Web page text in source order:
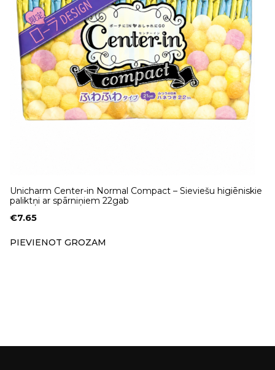
Unicharm Center-in Normal Compact – Sieviešu higiēniskie
paliktņi ar spārniņiem 22gab
€7.65
PIEVIENOT GROZAM